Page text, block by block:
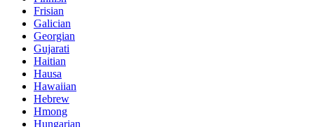
Frisian
Galician
Georgian
Gujarati
Haitian
Hausa
Hawaiian
Hebrew
Hmong
Hungarian